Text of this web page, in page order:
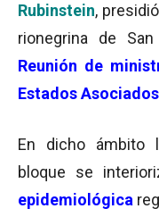
Rubinstein,
rionegrina de
Reunión de
Estados Asociados
En dicho ámbito
bloque se
epidemiológica